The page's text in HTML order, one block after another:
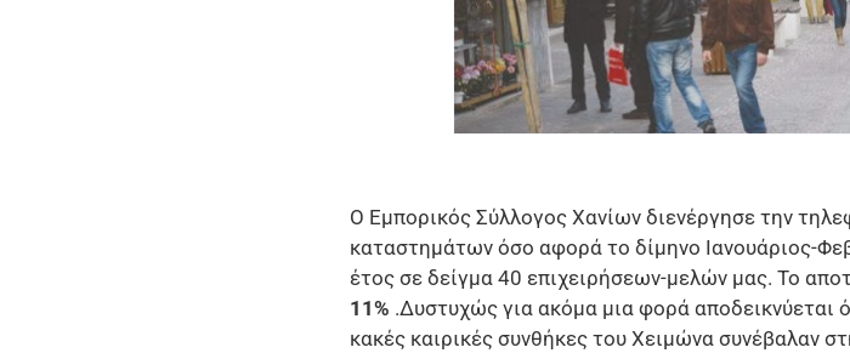
Ο Εμπορικός Σύλλογος Χανίων διενέργησε την
καταστημάτων όσο αφορά το δίμηνο Ιανουάριος-
έτος σε δείγμα 40 επιχειρήσεων-μελών μας. Το
11% .Δυστυχώς για ακόμα μια φορά αποδεικνύεται
κακές καιρικές συνθήκες του Χειμώνα συνέβαλαν